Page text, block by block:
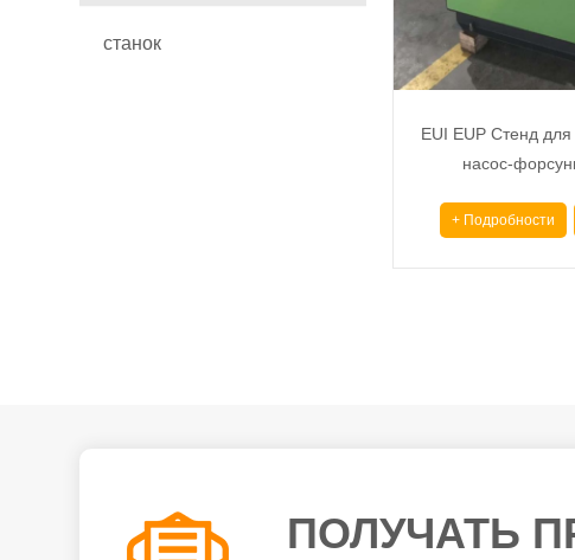
станок
EUI EUP Стенд
насос-
+ Подробности
ПОЛУЧАТЬ